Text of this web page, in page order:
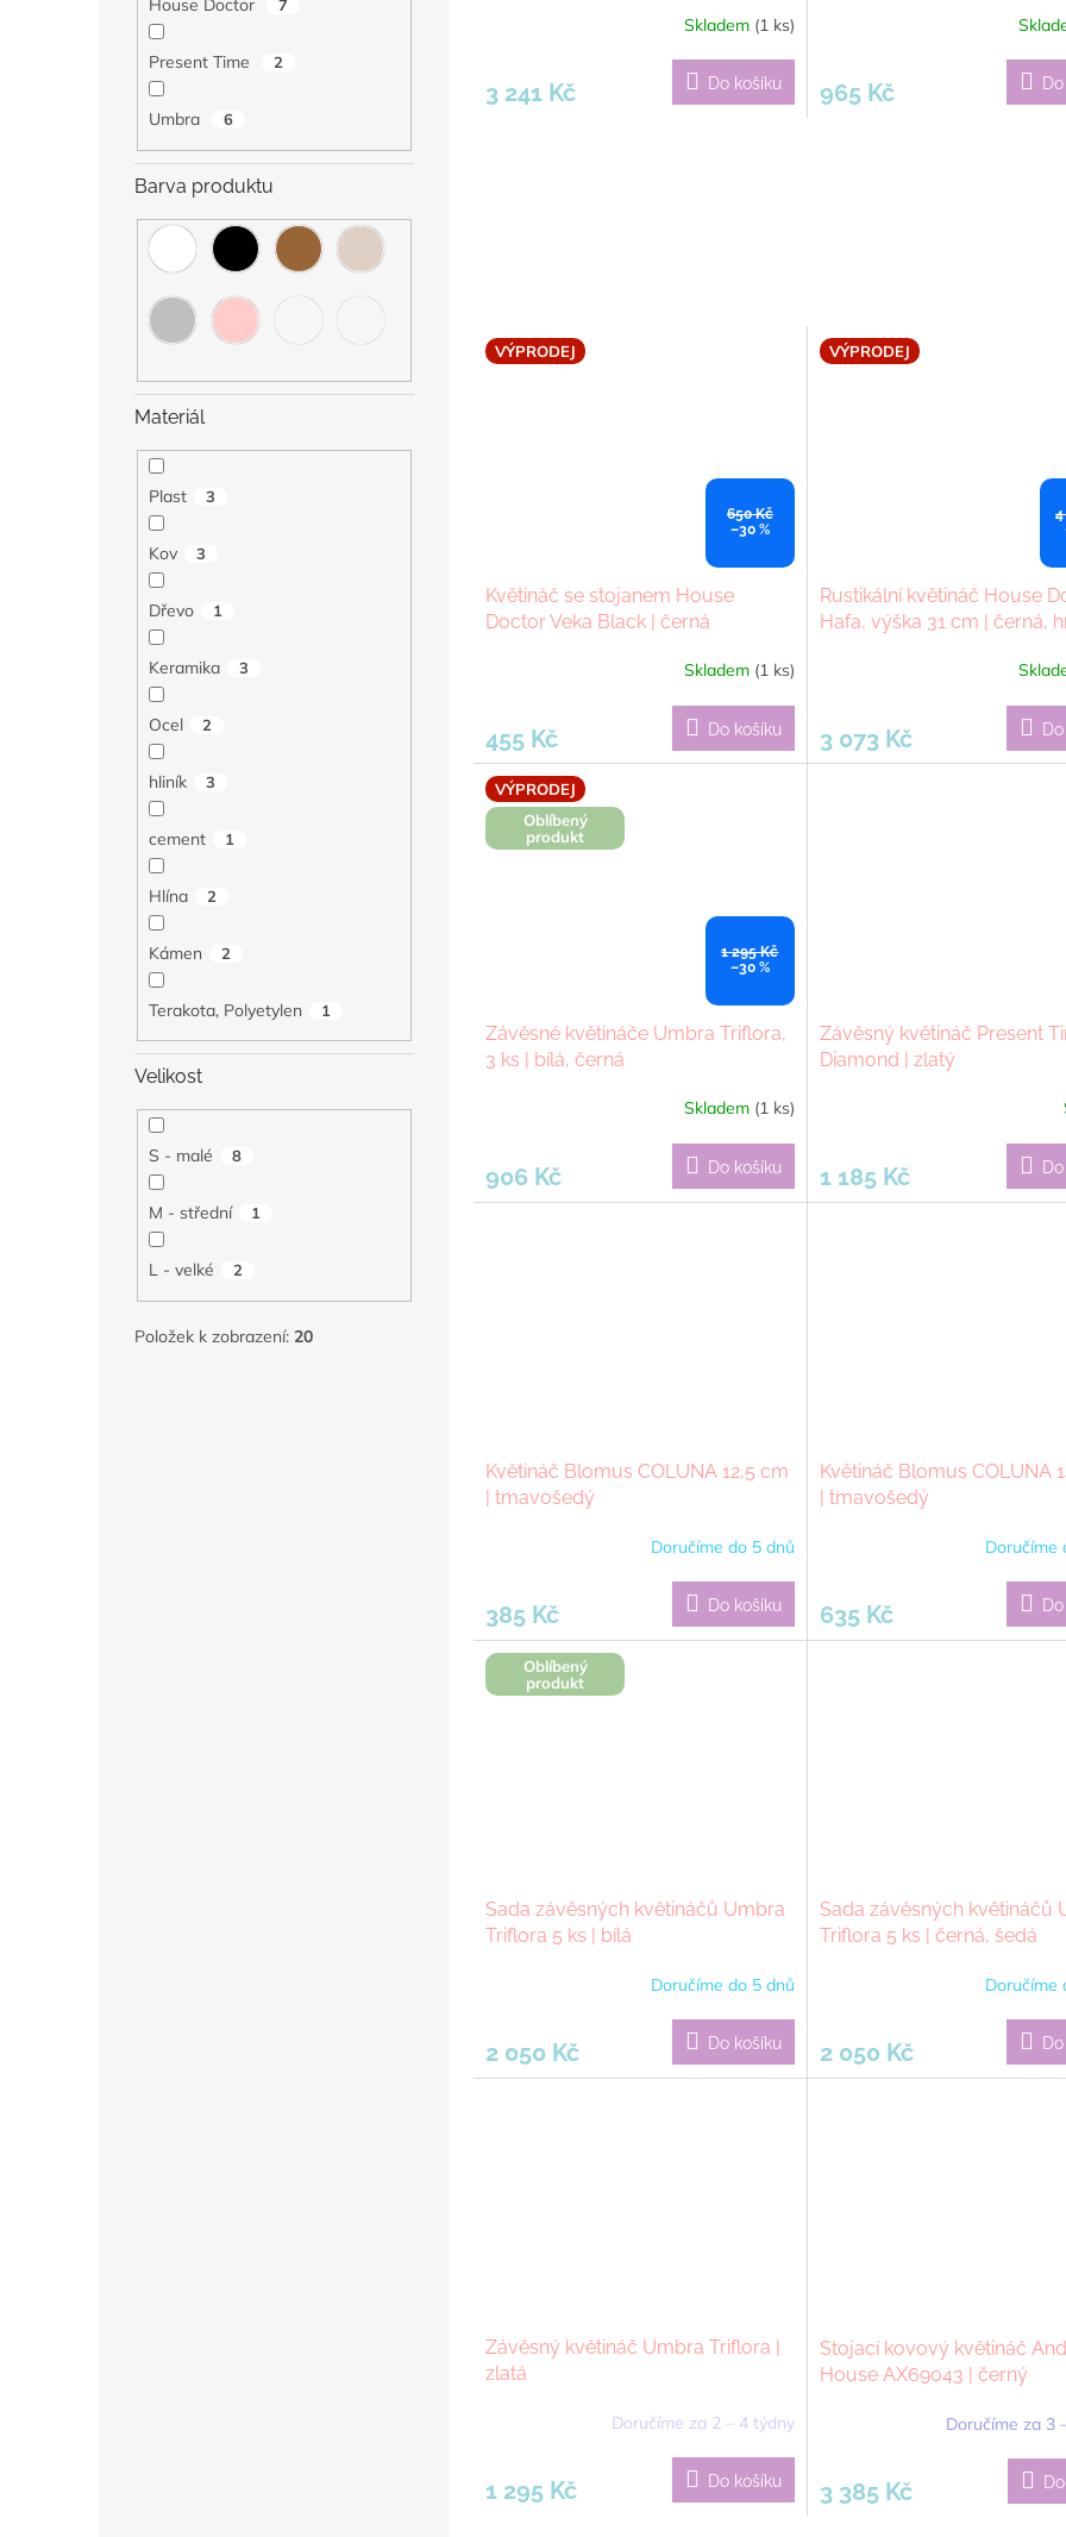
House Doctor 7
Present Time 2
Umbra 6
Barva produktu
Materiál
Plast 3
Kov 3
Dřevo 1
Keramika 3
Ocel 2
hliník 3
cement 1
Hlína 2
Kámen 2
Terakota, Polyetylen 1
Velikost
S - malé 8
M - střední 1
L - velké 2
Položek k zobrazení: 20
Skladem (1 ks)
3 241 Kč Do košíku 965 Kč
VÝPRODEJ
650 Kč
–30 %
Květináč se stojanem House
Doctor Veka Black | černá
Skladem (1 ks)
455 Kč Do košíku
VÝPRODEJ
4
Rustikální květináč House
Hafa, výška 31 cm | černá,
3 073 Kč
VÝPRODEJ
Oblíbený
produkt
1 295 Kč
–30 %
Závěsné květináče Umbra Triflora,
3 ks | bílá, černá
Skladem (1 ks)
906 Kč Do košíku
Závěsný květináč Present
Diamond | zlatý
1 185 Kč
Květináč Blomus COLUNA 12,5 cm
| tmavošedý
Doručíme do 5 dnů
385 Kč Do košíku
Květináč Blomus COLUNA
| tmavošedý
Doručíme
635 Kč
Oblíbený
produkt
Sada závěsných květináčů Umbra
Triflora 5 ks | bílá
Doručíme do 5 dnů
2 050 Kč Do košíku
Sada závěsných květináčů
Triflora 5 ks | černá, šedá
Doručíme
2 050 Kč
Závěsný květináč Umbra Triflora |
zlatá
Doručíme za 2 – 4 týdny
1 295 Kč Do košíku
Stojací kovový květináč
House AX69043 | černý
Doručíme za 3
3 385 Kč